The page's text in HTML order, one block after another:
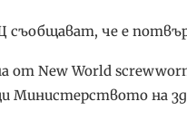
че е
от New World
Министерството на